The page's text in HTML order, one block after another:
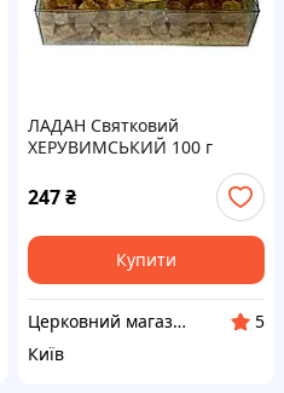
ЛАДАН Святковий
ХЕРУВИМСЬКИЙ 100 г
247₴
Купити
Церковний магазин "АФОН"
5
Київ